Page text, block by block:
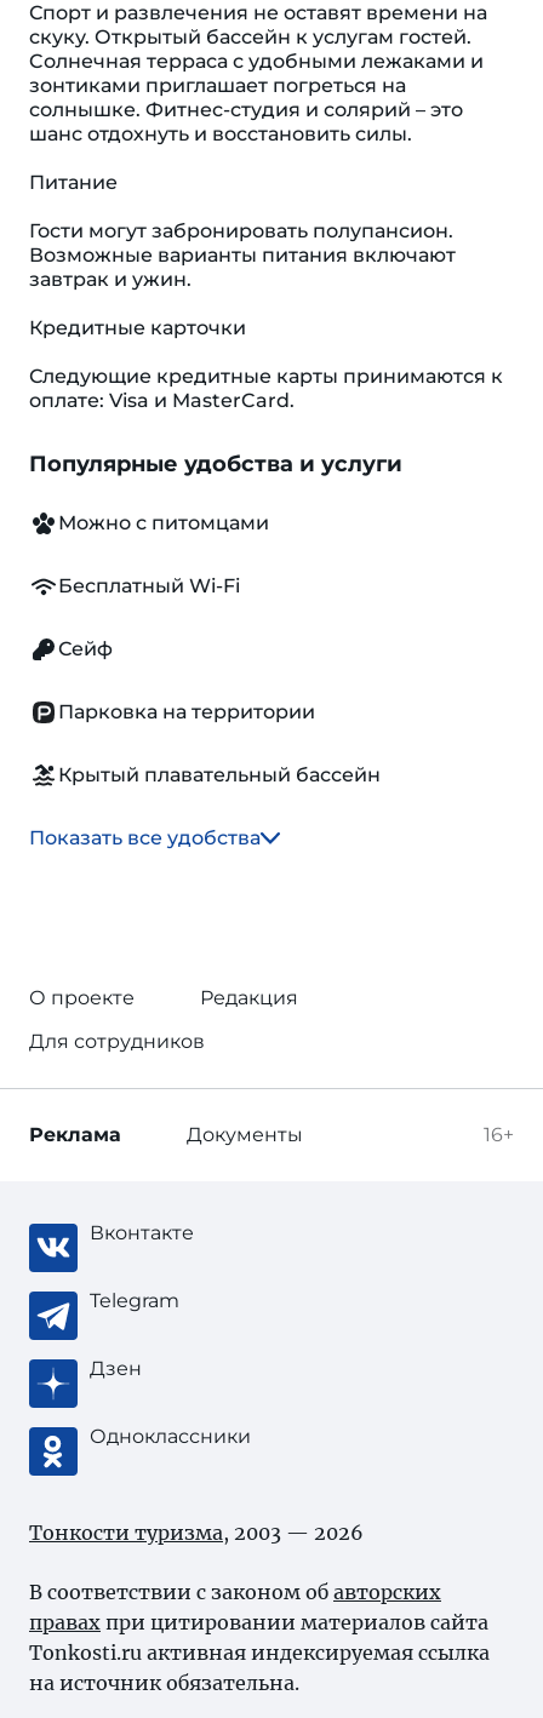
Спорт и развлечения не оставят времени на
скуку. Открытый бассейн к услугам гостей.
Cолнечная терраса с удобными лежаками и
зонтиками приглашает погреться на
солнышке. Фитнес-студия и солярий – это
шанс отдохнуть и восстановить силы.
Питание
Гости могут забронировать полупансион.
Возможные варианты питания включают
завтрак и ужин.
Кредитные карточки
Следующие кредитные карты принимаются к
оплате: Visa и MasterCard.
Популярные удобства и услуги
Можно с питомцами
Бесплатный Wi-Fi
Сейф
Парковка на территории
Крытый плавательный бассейн
Показать все удобства
О проекте
Редакция
Для сотрудников
16+
Реклама Документы
Вконтакте
Telegram
Дзен
Одноклассники
Тонкости туризма, 2003 — 2026
В соответствии с законом об авторских
правах при цитировании материалов сайта
Tonkosti.ru активная индексируемая ссылка
на источник обязательна.